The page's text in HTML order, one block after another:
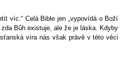
víc.“ Celá Bible jen „vypovídá o Boží
Bůh existuje, ale že je láska. Kdyby
víra nás však právě v této věci